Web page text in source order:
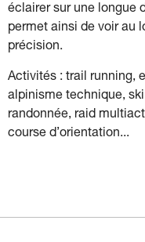
éclairer sur une longue
permet ainsi de voir au
précision.
Activités : trail running,
alpinisme technique,
randonnée, raid
course d’orientation...